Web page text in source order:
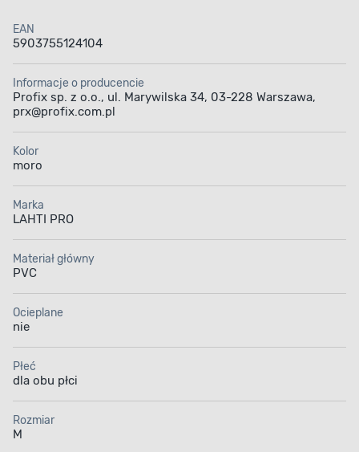
EAN
5903755124104
Informacje o producencie
Profix sp. z o.o., ul. Marywilska 34, 03-228 Warszawa,
prx@profix.com.pl
Kolor
moro
Marka
LAHTI PRO
Materiał główny
PVC
Ocieplane
nie
Płeć
dla obu płci
Rozmiar
M